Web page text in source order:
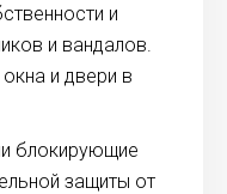
и
и вандалов.
и двери в
блокирующие
защиты от